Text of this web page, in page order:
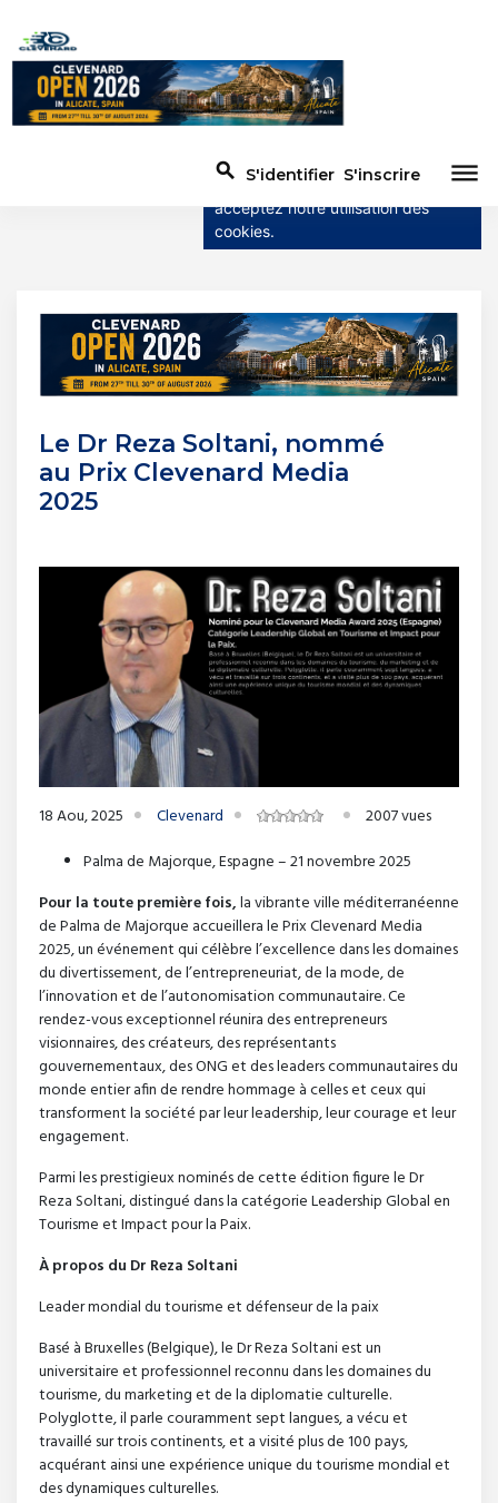
dehaze
search S'identifier S'inscrire
Le Dr Reza Soltani, nommé
au Prix Clevenard Media
2025
18 Aou, 2025 Clevenard
2007 vues
Palma de Majorque, Espagne – 21 novembre 2025
Pour la toute première fois,la vibrante ville méditerranéenne
de Palma de Majorque accueillera le Prix Clevenard Media
2025, un événement qui célèbre l’excellence dans les domaines
du divertissement, de l’entrepreneuriat, de la mode, de
l’innovation et de l’autonomisation communautaire. Ce
rendez-vous exceptionnel réunira des entrepreneurs
visionnaires, des créateurs, des représentants
gouvernementaux, des ONG et des leaders communautaires du
monde entier afin de rendre hommage à celles et ceux qui
transforment la société par leur leadership, leur courage et leur
engagement.
Parmi les prestigieux nominés de cette édition figure le Dr
Reza Soltani, distingué dans la catégorie Leadership Global en
Tourisme et Impact pour la Paix.
À propos du Dr Reza Soltani
Leader mondial du tourisme et défenseur de la paix
Basé à Bruxelles (Belgique), le Dr Reza Soltani est un
universitaire et professionnel reconnu dans les domaines du
tourisme, du marketing et de la diplomatie culturelle.
Polyglotte, il parle couramment sept langues, a vécu et
travaillé sur trois continents, et a visité plus de 100 pays,
acquérant ainsi une expérience unique du tourisme mondial et
des dynamiques culturelles.
Ce site utilise des cookies
améliorer l'expérience utilisateur.
En utilisant notre site Web, vous
acceptez notre utilisation des
cookies.